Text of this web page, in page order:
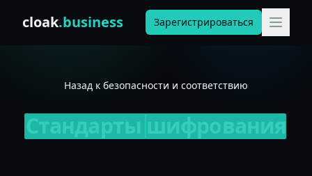
cloak.business Зарегистрироваться
Назад к безопасности и соответствию